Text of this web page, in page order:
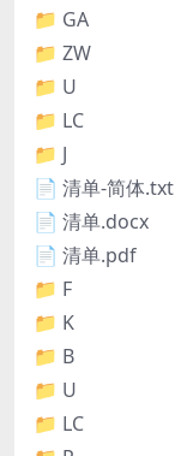
📁 GA
📁 ZW
📁 U
📁 LC
📁 J
📄 清单-简体.txt
📄 清单.docx
📄 清单.pdf
📁 F
📁 K
📁 B
📁 U
📁 LC